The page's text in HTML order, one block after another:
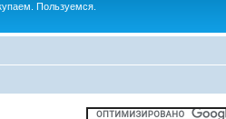
Пользуемся.